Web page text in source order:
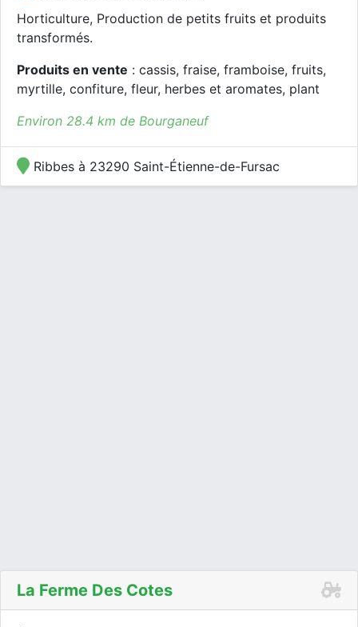
Horticulture, Production de petits fruits et produits
transformés.
Produits en vente : cassis, fraise, framboise, fruits,
myrtille, confiture, fleur, herbes et aromates, plant
Environ 28.4 km de Bourganeuf
Ribbes à 23290 Saint-Étienne-de-Fursac
La Ferme Des Cotes